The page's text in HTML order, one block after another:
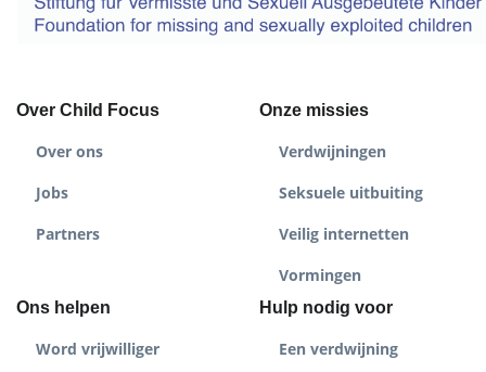
Over Child Focus
Over ons
Jobs
Partners
Onze missies
Verdwijningen
Seksuele uitbuiting
Veilig internetten
Vormingen
Ons helpen
Word vrijwilliger
Hulp nodig voor
Een verdwijning